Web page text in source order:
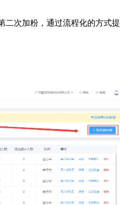
二次加粉，通过流程化的方式提